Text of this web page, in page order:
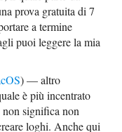
prova gratuita di 7
a termine
puoi leggere la mia
) — altro
è più incentrato
significa non
loghi. Anche qui